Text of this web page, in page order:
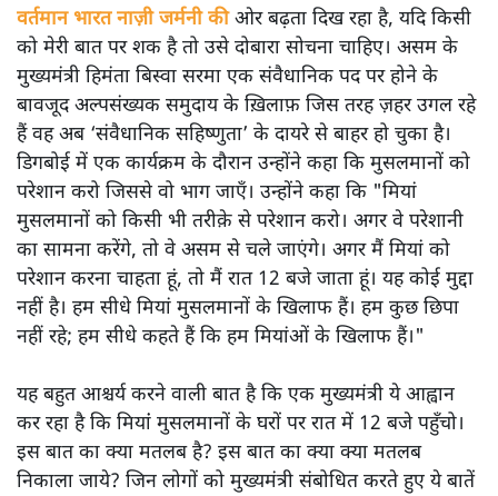
वर्तमान भारत नाज़ी जर्मनी कीओर बढ़ता दिख रहा है, यदि किसी
को मेरी बात पर शक है तो उसे दोबारा सोचना चाहिए। असम के
मुख्यमंत्री हिमंता बिस्वा सरमा एक संवैधानिक पद पर होने के
बावजूद अल्पसंख्यक समुदाय के ख़िलाफ़ जिस तरह ज़हर उगल रहे
हैं वह अब ‘संवैधानिक सहिष्णुता’ के दायरे से बाहर हो चुका है।
डिगबोई में एक कार्यक्रम के दौरान उन्होंने कहा कि मुसलमानों को
परेशान करो जिससे वो भाग जाएँ। उन्होंने कहा कि "मियां
मुसलमानों को किसी भी तरीक़े से परेशान करो। अगर वे परेशानी
का सामना करेंगे, तो वे असम से चले जाएंगे। अगर मैं मियां को
परेशान करना चाहता हूं, तो मैं रात 12 बजे जाता हूं। यह कोई मुद्दा
नहीं है। हम सीधे मियां मुसलमानों के खिलाफ हैं। हम कुछ छिपा
नहीं रहे; हम सीधे कहते हैं कि हम मियांओं के खिलाफ हैं।"
यह बहुत आश्चर्य करने वाली बात है कि एक मुख्यमंत्री ये आह्वान
कर रहा है कि मियांं मुसलमानों के घरों पर रात में 12 बजे पहुँचो।
इस बात का क्या मतलब है? इस बात का क्या क्या मतलब
निकाला जाये? जिन लोगों को मुख्यमंत्री संबोधित करते हुए ये बातें